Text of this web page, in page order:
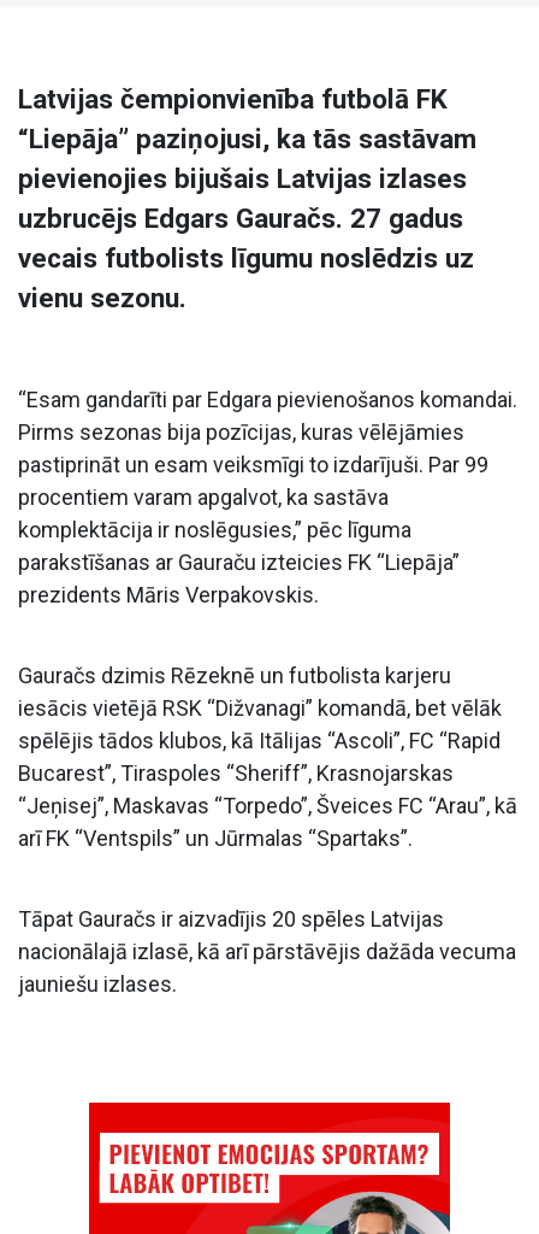
Latvijas čempionvienība futbolā FK
“Liepāja” paziņojusi, ka tās sastāvam
pievienojies bijušais Latvijas izlases
uzbrucējs Edgars Gauračs. 27 gadus
vecais futbolists līgumu noslēdzis uz
vienu sezonu.
“Esam gandarīti par Edgara pievienošanos komandai.
Pirms sezonas bija pozīcijas, kuras vēlējāmies
pastiprināt un esam veiksmīgi to izdarījuši. Par 99
procentiem varam apgalvot, ka sastāva
komplektācija ir noslēgusies,” pēc līguma
parakstīšanas ar Gauraču izteicies FK “Liepāja”
prezidents Māris Verpakovskis.
Gauračs dzimis Rēzeknē un futbolista karjeru
iesācis vietējā RSK “Dižvanagi” komandā, bet vēlāk
spēlējis tādos klubos, kā Itālijas “Ascoli”, FC “Rapid
Bucarest”, Tiraspoles “Sheriff”, Krasnojarskas
“Jeņisej”, Maskavas “Torpedo”, Šveices FC “Arau”, kā
arī FK “Ventspils” un Jūrmalas “Spartaks”.
Tāpat Gauračs ir aizvadījis 20 spēles Latvijas
nacionālajā izlasē, kā arī pārstāvējis dažāda vecuma
jauniešu izlases.